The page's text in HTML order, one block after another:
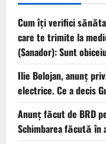
Cum îți verifici
care te trimite la
(Sanador): Sunt
Ilie Bolojan, anunț
electrice. Ce a decis
Anunț făcut de BRD
Schimbarea făcută în